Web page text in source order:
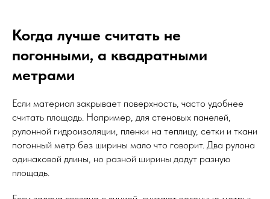
Когда лучше считать не
погонными, а квадратными
метрами
Если материал закрывает поверхность, часто удобнее
считать площадь. Например, для стеновых панелей,
рулонной гидроизоляции, пленки на теплицу, сетки и ткани
погонный метр без ширины мало что говорит. Два рулона
одинаковой длины, но разной ширины дадут разную
площадь.